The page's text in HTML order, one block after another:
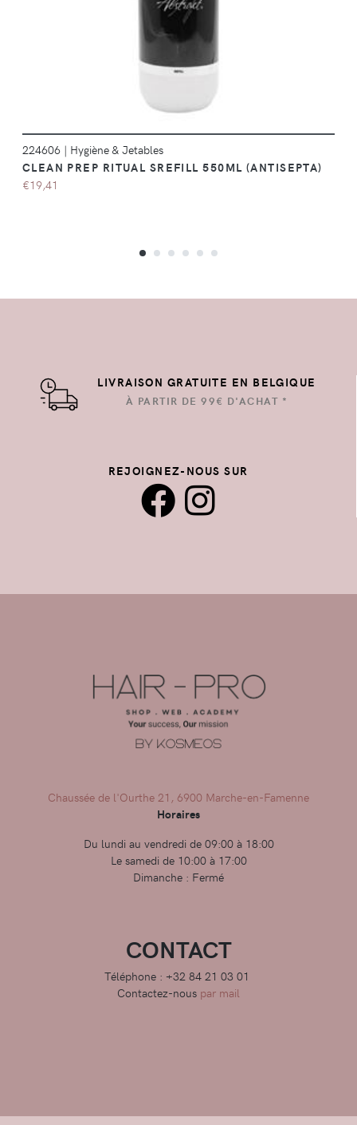
224606 | Hygiène & Jetables
CLEAN PREP RITUAL SREFILL 550ML (ANTISEPTA)
€19,41
LIVRAISON GRATUITE EN BELGIQUE
À PARTIR DE 99€ D'ACHAT *
REJOIGNEZ-NOUS SUR
Chaussée de l'Ourthe 21, 6900 Marche-en-Famenne
Horaires
Du lundi au vendredi de 09:00 à 18:00
Le samedi de 10:00 à 17:00
Dimanche : Fermé
CONTACT
Téléphone : +32 84 21 03 01
Contactez-nous par mail